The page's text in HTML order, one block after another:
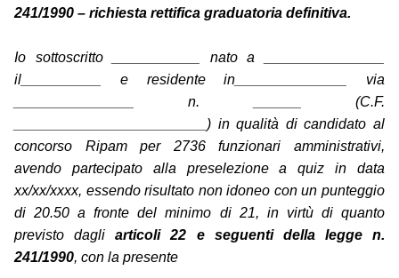
241/1990 – richiesta rettifica graduatoria definitiva.
Io sottoscritto ___________ nato a _______________
il__________ e residente in______________ via
_______________ n. ______ (C.F.
________________________) in qualità di candidato al
concorso Ripam per 2736 funzionari amministrativi,
avendo partecipato alla preselezione a quiz in data
xx/xx/xxxx, essendo risultato non idoneo con un punteggio
di 20.50 a fronte del minimo di 21, in virtù di quanto
previsto dagliarticoli 22 e seguenti della legge n.
241/1990, con la presente